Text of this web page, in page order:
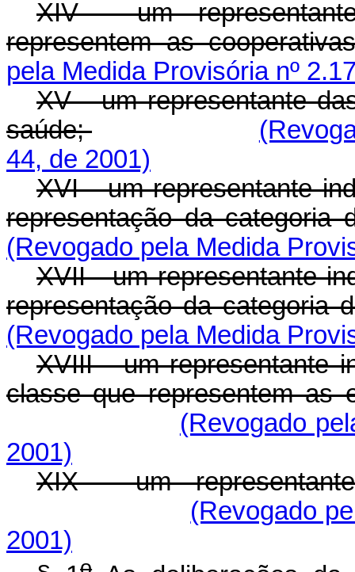
XIV - um
representem as
pela Medida Provisória nº
XV - um representante
saúde;
44, de 2001)
XVI - um representante
representação da categoria
(Revogado pela Medida
XVII - um representante
representação da categoria
(Revogado pela Medida
XVIII - um representante
classe que representem as
(Revogado
2001)
XIX - um
(Revogado
2001)